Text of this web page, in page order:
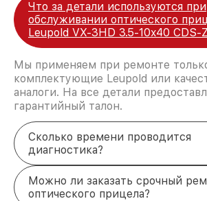
Что за детали используются при
обслуживании оптического
Leupold VX-3HD 3.5-10x40 CDS-
Мы применяем при ремонте
комплектующие Leupold или
аналоги. На все детали
гарантийный талон.
Сколько времени проводится
диагностика?
Можно ли заказать срочный
оптического прицела?